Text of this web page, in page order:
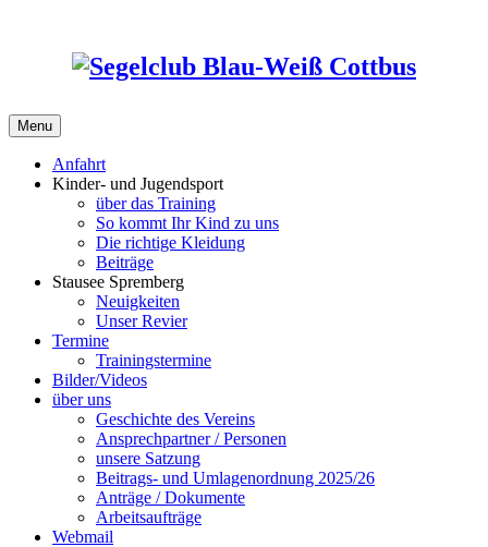
Menu
Anfahrt
Kinder- und Jugendsport
über das Training
So kommt Ihr Kind zu uns
Die richtige Kleidung
Beiträge
Stausee Spremberg
Neuigkeiten
Unser Revier
Termine
Trainingstermine
Bilder/Videos
über uns
Geschichte des Vereins
Ansprechpartner / Personen
unsere Satzung
Beitrags- und Umlagenordnung 2025/26
Anträge / Dokumente
Arbeitsaufträge
Webmail